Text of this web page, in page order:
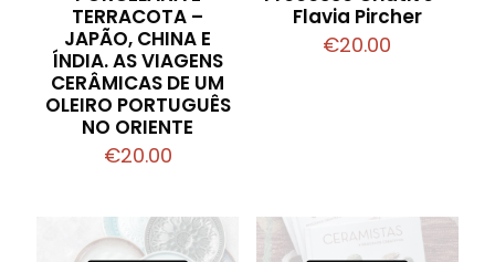
TERRACOTA –
JAPÃO, CHINA E
ÍNDIA. AS VIAGENS
CERÂMICAS DE UM
OLEIRO PORTUGUÊS
NO ORIENTE
€20.00
Flavia Pircher
€20.00